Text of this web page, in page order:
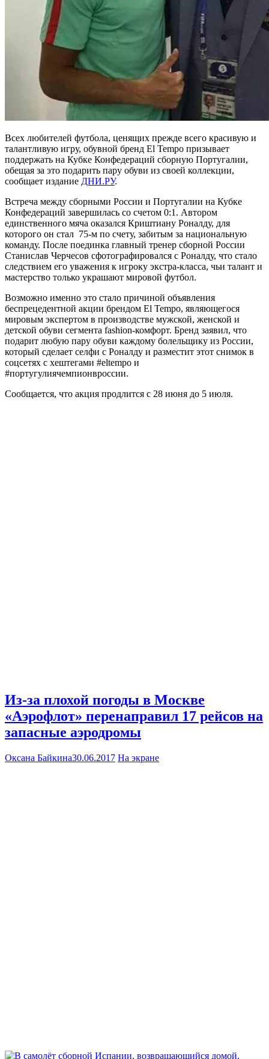
Всех любителей футбола, ценящих прежде всего красивую и
талантливую игру, обувной бренд El Tempo призывает
поддержать на Кубке Конфедераций сборную Португалии,
обещая за это подарить пару обуви из своей коллекции,
сообщает издание ДНИ.РУ.
Встреча между сборными России и Португалии на Кубке
Конфедераций завершилась со счетом 0:1. Автором
единственного мяча оказался Криштиану Роналду, для
которого он стал 75-м по счету, забитым за национальную
команду. После поединка главный тренер сборной России
Станислав Черчесов сфотографировался с Роналду, что стало
следствием его уважения к игроку экстра-класса, чьи талант и
мастерство только украшают мировой футбол.
Возможно именно это стало причиной объявления
беспрецедентной акции брендом El Tempo, являющегося
мировым экспертом в производстве мужской, женской и
детской обуви сегмента fashion-комфорт. Бренд заявил, что
подарит любую пару обуви каждому болельщику из России,
который сделает селфи с Роналду и разместит этот снимок в
соцсетях с хештегами #eltempo и
#португулиячемпионвроссии.
Сообщается, что акция продлится с 28 июня до 5 июля.
Из-за плохой погоды в Москве
«Аэрофлот» перенаправил 17 рейсов на
запасные аэродромы
Оксана Байкина30.06.2017 На экране